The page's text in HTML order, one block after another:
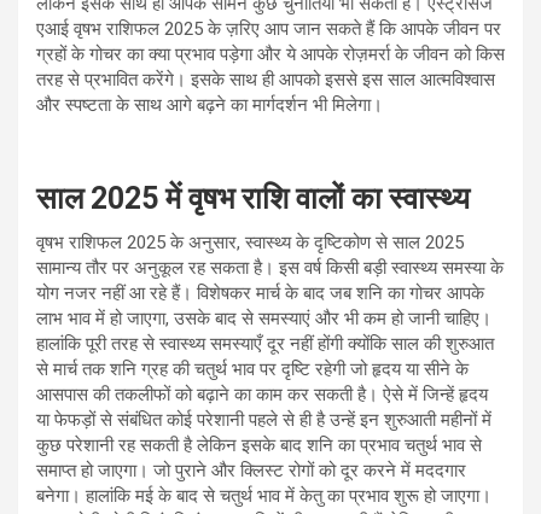
एआई वृषभ राशिफल 2025 के ज़रिए आप जान सकते हैं कि आपके जीवन पर
ग्रहों के गोचर का क्या प्रभाव पड़ेगा और ये आपके रोज़मर्रा के जीवन को किस
तरह से प्रभावित करेंगे। इसके साथ ही आपको इससे इस साल आत्मविश्वास
और स्पष्टता के साथ आगे बढ़ने का मार्गदर्शन भी मिलेगा।
साल 2025 में वृषभ राशि वालों का स्वास्थ्य
वृषभ राशिफल 2025 के अनुसार, स्वास्थ्य के दृष्टिकोण से साल 2025
सामान्य तौर पर अनुकूल रह सकता है। इस वर्ष किसी बड़ी स्वास्थ्य समस्या के
योग नजर नहीं आ रहे हैं। विशेषकर मार्च के बाद जब शनि का गोचर आपके
लाभ भाव में हो जाएगा, उसके बाद से समस्याएं और भी कम हो जानी चाहिए।
हालांकि पूरी तरह से स्वास्थ्य समस्याएँ दूर नहीं होंगी क्योंकि साल की शुरुआत
से मार्च तक शनि ग्रह की चतुर्थ भाव पर दृष्टि रहेगी जो हृदय या सीने के
आसपास की तकलीफों को बढ़ाने का काम कर सकती है। ऐसे में जिन्हें हृदय
या फेफड़ों से संबंधित कोई परेशानी पहले से ही है उन्हें इन शुरुआती महीनों में
कुछ परेशानी रह सकती है लेकिन इसके बाद शनि का प्रभाव चतुर्थ भाव से
समाप्त हो जाएगा। जो पुराने और क्लिस्ट रोगों को दूर करने में मददगार
बनेगा। हालांकि मई के बाद से चतुर्थ भाव में केतु का प्रभाव शुरू हो जाएगा।